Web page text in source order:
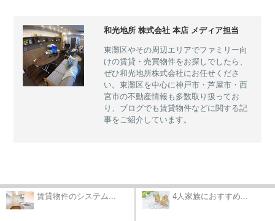
和光地所 株式会社 本店 メディア担当
東灘区やその周辺エリアでファミリー向
けの賃貸・売買物件をお探しでしたら、
ぜひ和光地所株式会社にお任せくださ
い。東灘区を中心に神戸市・芦屋市・西
宮市の不動産情報も多数取り扱ってお
り、ブログでも賃貸物件などに関する記
事をご紹介しています。
賃貸物件のシステム... 4人家族におすすめ...